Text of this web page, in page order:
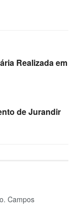
Realizada em
de Jurandir
Campos